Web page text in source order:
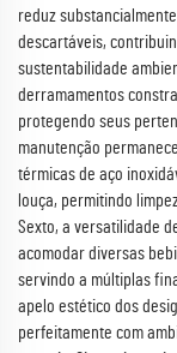
reduz
descartáveis,
sustentabilidade
derramamentos
protegendo seus
manutenção
térmicas de aço
louça, permitindo
Sexto, a versatilidade
acomodar diversas
servindo a múltiplas
apelo estético dos
perfeitamente com